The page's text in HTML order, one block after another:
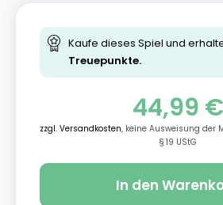
Kaufe dieses Spiel und
Treuepunkte.
44,99 €
zzgl. Versandkosten, keine Ausweisung der
§ 19 UStG
In den